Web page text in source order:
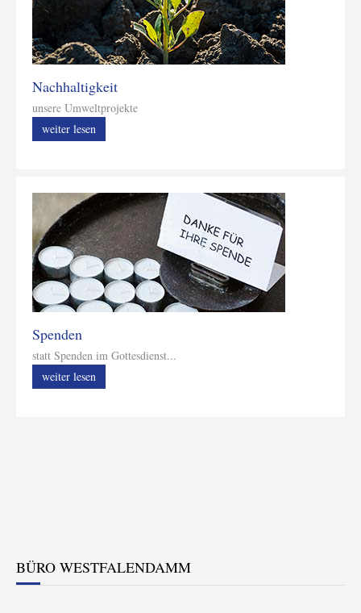
Nachhaltigkeit
unsere Umweltprojekte
weiter lesen
Spenden
statt Spenden im Gottesdienst...
weiter lesen
BÜRO WESTFALENDAMM